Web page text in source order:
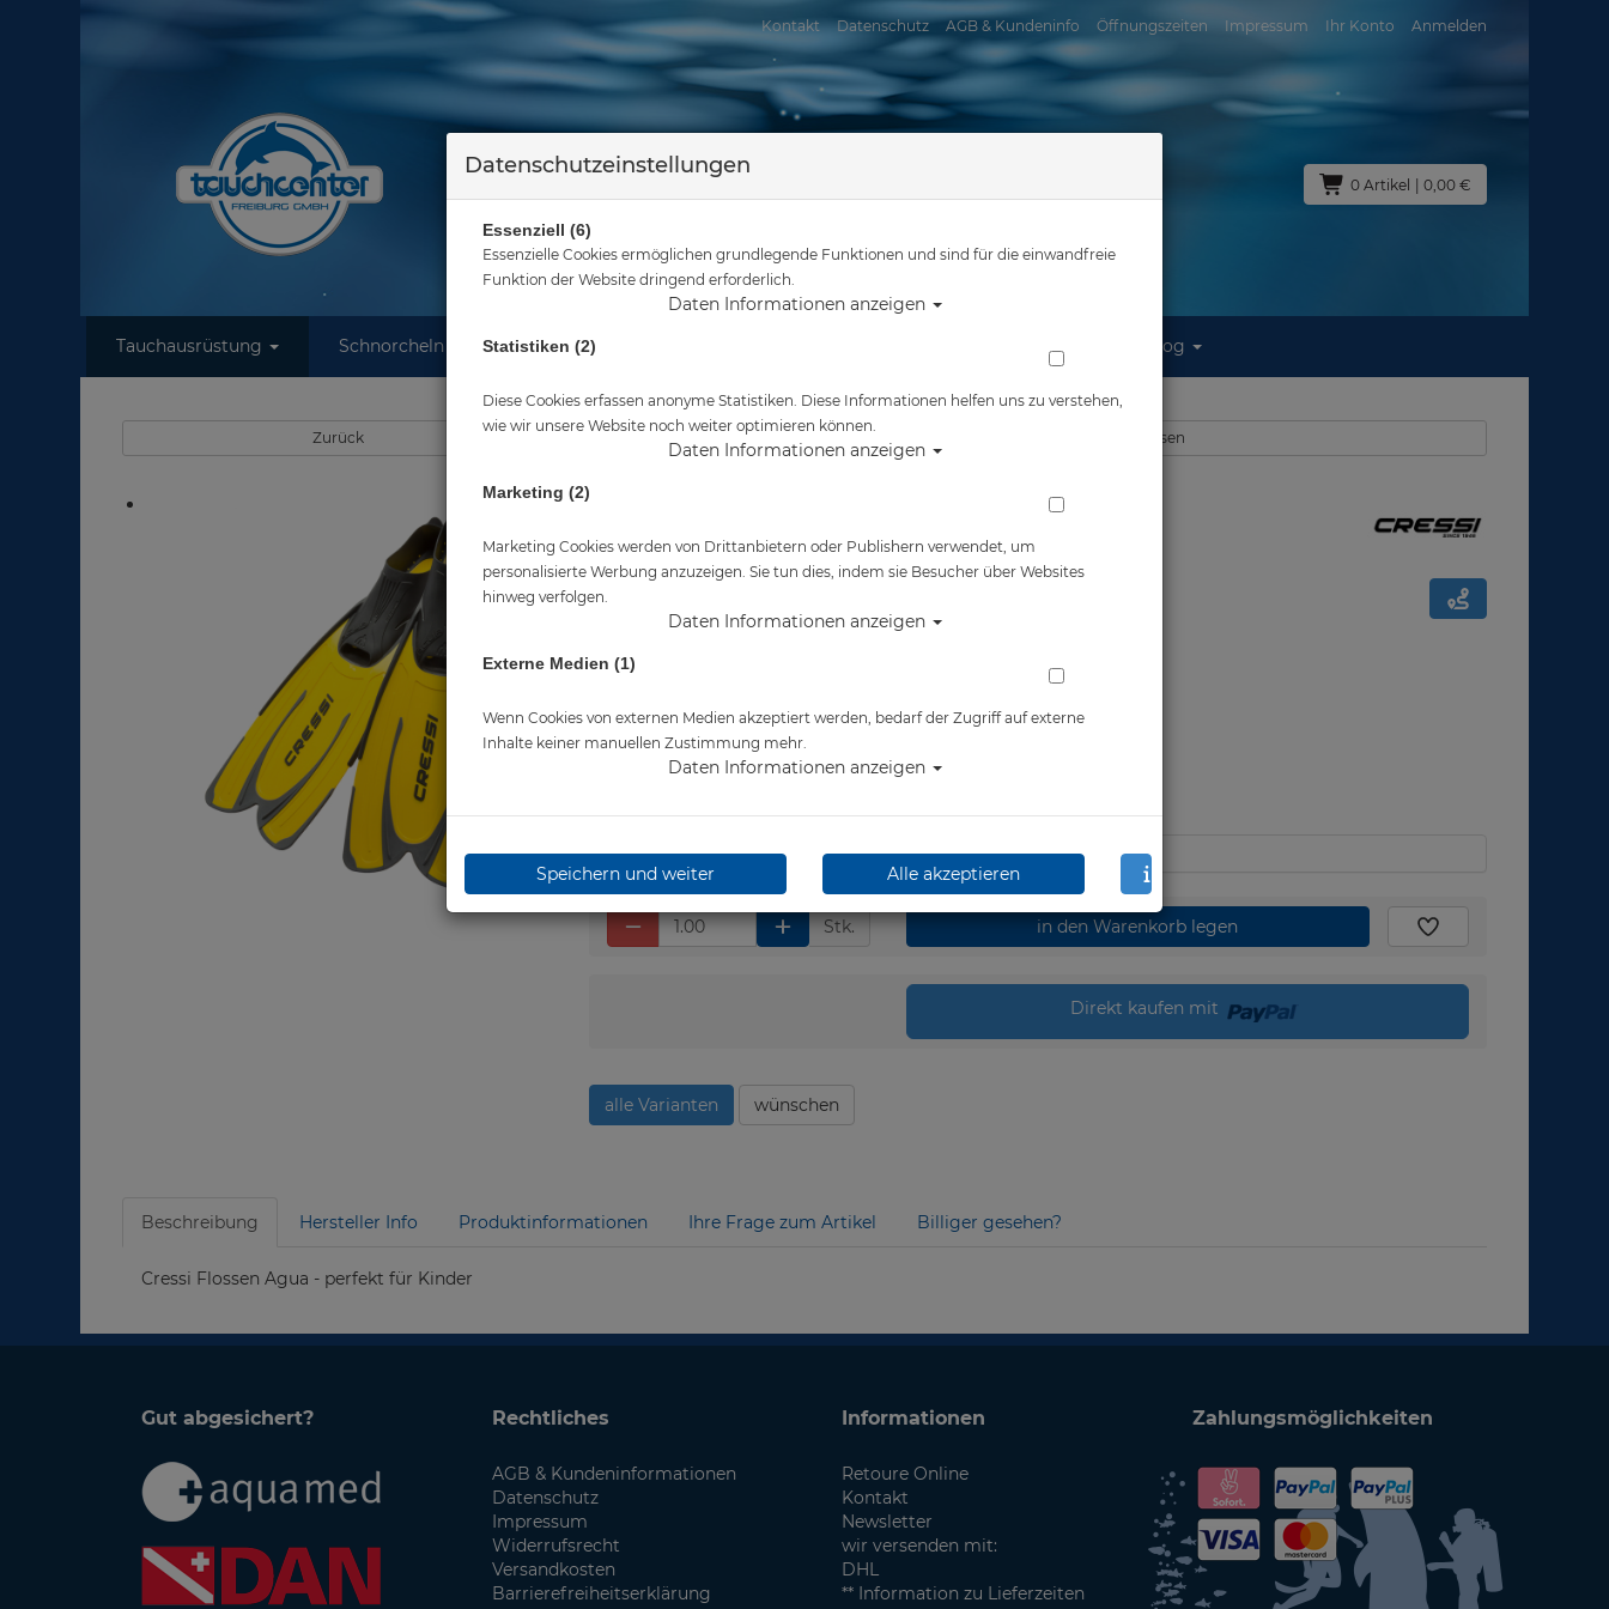
Kontakt Datenschutz AGB & Kundeninfo Öffnungszeiten Impressum Ihr Konto Anmelden
0 Artikel | 0,00 €
Tauchausrüstung Schnorcheln Wassersport Reisen Blog
Sie sind hier Tauchausrüstung Cressi Flossen Agua - Gelb - Gr. 45/46 (10/11)
Zurück Alle Artikel zeigen aus: Schnorchelflossen
Cressi Flossen Agua - Gelb - Gr. 45/46 (10/11)
Artikelnr.: cre-CA201045
Herstellerpreis: 34,99 €
35,00 €*
Stk. in den Warenkorb legen
Direkt kaufen mit
alle Varianten wünschen
Beschreibung Hersteller Info Produktinformationen Ihre Frage zum Artikel Billiger gesehen?
Cressi Flossen Agua - perfekt für Kinder
Gut abgesichert? Rechtliches
AGB & Kundeninformationen
Datenschutz
Impressum
Widerrufsrecht
Versandkosten
Barrierefreiheitserklärung
Informationen
Retoure Online
Kontakt
Newsletter
wir versenden mit:
DHL
** Information zu Lieferzeiten
Zahlungsmöglichkeiten
Datenschutzeinstellungen
Essenziell (6)
Essenzielle Cookies ermöglichen grundlegende Funktionen und sind für die einwandfreie
Funktion der Website dringend erforderlich.
Daten Informationen anzeigen
Statistiken (2)
Diese Cookies erfassen anonyme Statistiken. Diese Informationen helfen uns zu verstehen,
wie wir unsere Website noch weiter optimieren können.
Daten Informationen anzeigen
Marketing (2)
Marketing Cookies werden von Drittanbietern oder Publishern verwendet, um
personalisierte Werbung anzuzeigen. Sie tun dies, indem sie Besucher über Websites
hinweg verfolgen.
Daten Informationen anzeigen
Externe Medien (1)
Wenn Cookies von externen Medien akzeptiert werden, bedarf der Zugriff auf externe
Inhalte keiner manuellen Zustimmung mehr.
Daten Informationen anzeigen
Speichern und weiter Alle akzeptieren